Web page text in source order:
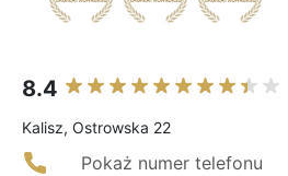
8.4
Kalisz, Ostrowska 22
Pokaż numer telefonu